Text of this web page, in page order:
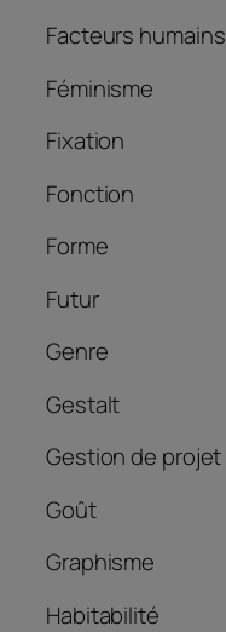
Facteurs humains
Féminisme
Fixation
Fonction
Forme
Futur
Genre
Gestalt
Gestion de projet
Goût
Graphisme
Habitabilité